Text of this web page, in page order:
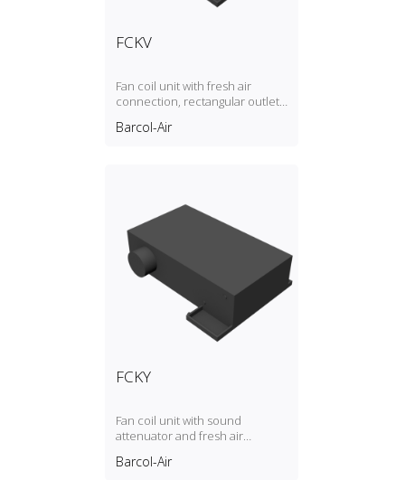
FCKV
Fan coil unit with fresh air
connection, rectangular outlet,
Barcol-Air
FCKY
Fan coil unit with sound
attenuator and fresh air
2‑pipe
Barcol-Air